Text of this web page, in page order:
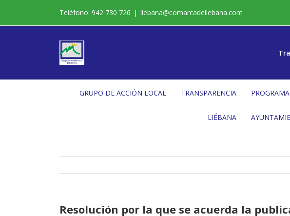
contenido
Teléfono: 942 730 726 | liebana@comarcadeliebana.com
GRUPO DE ACCIÓN LOCAL TRANSPARENCIA
LIÉBANA
Resolución por la que se acuerda la